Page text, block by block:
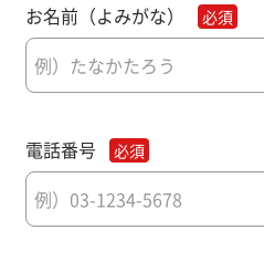
お名前（よみがな）
電話番号